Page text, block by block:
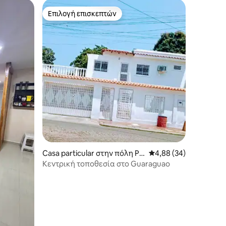
Επιλογή επισκεπτών
Επιλογή επισκεπτών
Casa particular στην πόλη Pu
erto La Cruz
Μέση βαθμολογία:
4,88 (34)
Κεντρική τοποθεσία στο Guaraguao